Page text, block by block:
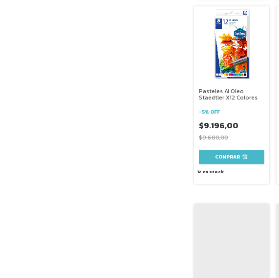
Pasteles Al Oleo
Staedtler X12 Colores
-5% OFF
$9.196,00
$9.680,00
12 en stock